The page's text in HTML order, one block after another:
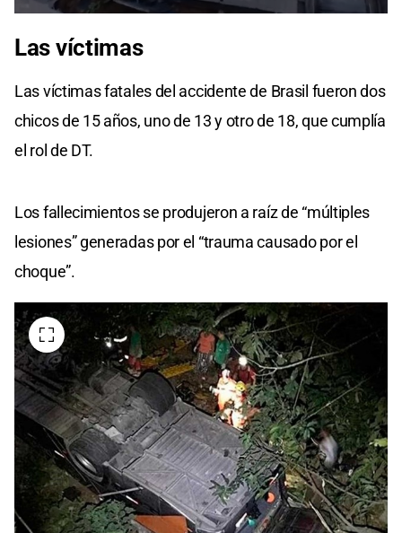
Las víctimas
Las víctimas fatales del accidente de Brasil fueron dos
chicos de 15 años, uno de 13 y otro de 18, que cumplía
el rol de DT.
Los fallecimientos se produjeron a raíz de “múltiples
lesiones” generadas por el “trauma causado por el
choque”.